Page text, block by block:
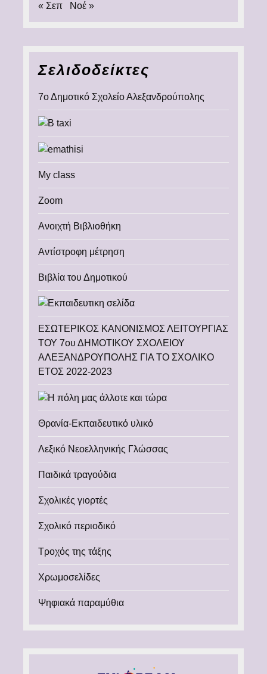
« Σεπ Νοέ »
Σελιδοδείκτες
7ο Δημοτικό Σχολείο Αλεξανδρούπολης
My class
Zoom
Ανοιχτή Βιβλιοθήκη
Αντίστροφη μέτρηση
Βιβλία του Δημοτικού
ΕΣΩΤΕΡΙΚΟΣ ΚΑΝΟΝΙΣΜΟΣ ΛΕΙΤΟΥΡΓΙΑΣ
ΤΟΥ 7ου ΔΗΜΟΤΙΚΟΥ ΣΧΟΛΕΙΟΥ
ΑΛΕΞΑΝΔΡΟΥΠΟΛΗΣ ΓΙΑ ΤΟ ΣΧΟΛΙΚΟ
ΕΤΟΣ 2022-2023
Θρανία-Εκπαιδευτικό υλικό
Λεξικό Νεοελληνικής Γλώσσας
Παιδικά τραγούδια
Σχολικές γιορτές
Σχολικό περιοδικό
Τροχός της τάξης
Χρωμοσελίδες
Ψηφιακά παραμύθια